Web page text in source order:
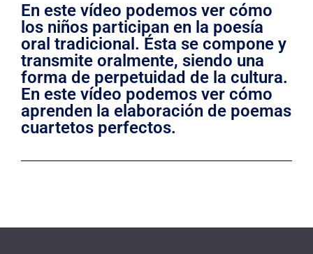
En este vídeo podemos ver cómo
los niños participan en la poesía
oral tradicional. Ésta se compone y
transmite oralmente, siendo una
forma de perpetuidad de la cultura.
En este vídeo podemos ver cómo
aprenden la elaboración de poemas
cuartetos perfectos.